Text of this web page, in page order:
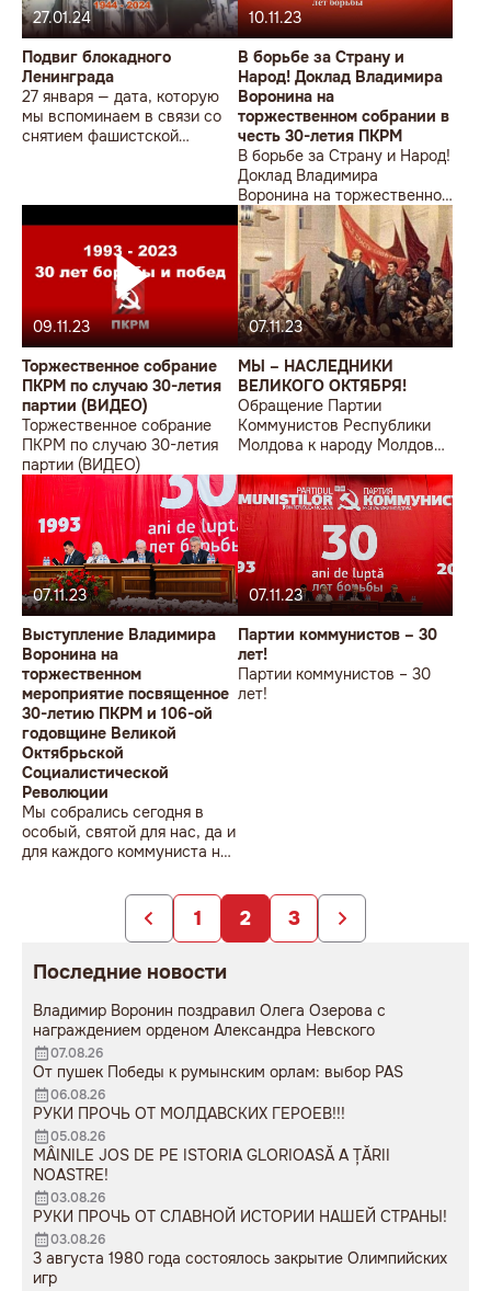
27.01.24
Подвиг блокадного
Ленинграда
27 января — дата, которую
мы вспоминаем в связи со
снятием фашистской
материале.
10.11.23
В борьбе за Страну и
Народ! Доклад Владимира
Воронина на
торжественном собрании в
честь 30-летия ПКРМ
В борьбе за Страну и Народ!
Доклад Владимира
Воронина на торжественном
собрании в честь 30-летия
ПКРМ
09.11.23
Торжественное собрание
ПКРМ по случаю 30-летия
партии (ВИДЕО)
Торжественное собрание
ПКРМ по случаю 30-летия
партии (ВИДЕО)
07.11.23
МЫ – НАСЛЕДНИКИ
ВЕЛИКОГО ОКТЯБРЯ!
Обращение Партии
Коммунистов Республики
Молдова к народу Молдовы
Великой Октябрьской
революции.
07.11.23
Выступление Владимира
Воронина на
торжественном
мероприятие посвященное
30-летию ПКРМ и 106-ой
годовщине Великой
Октябрьской
Социалистической
Революции
Мы собрались сегодня в
особый, святой для нас, да и
для каждого коммуниста на
очередной годовщины
Великой Октябрьской
Социалистической
07.11.23
Партии коммунистов – 30
лет!
Партии коммунистов – 30
лет!
1 2 3
Последние новости
Владимир Воронин поздравил Олега Озерова с
награждением орденом Александра Невского
07.08.26
От пушек Победы к румынским орлам: выбор PAS
06.08.26
РУКИ ПРОЧЬ ОТ МОЛДАВСКИХ ГЕРОЕВ!!!
05.08.26
MÂINILE JOS DE PE ISTORIA GLORIOASĂ A ȚĂRII
NOASTRE!
03.08.26
РУКИ ПРОЧЬ ОТ СЛАВНОЙ ИСТОРИИ НАШЕЙ СТРАНЫ!
03.08.26
3 августа 1980 года состоялось закрытие Олимпийских
игр